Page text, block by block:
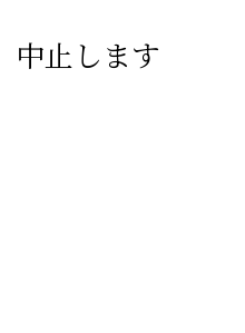
中止します